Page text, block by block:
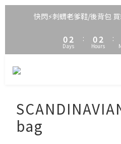
快閃⚡刺蝟老爹鞋/後背包
3
2
0
5
4
2
1
Days
:
3
2
0
5
4
2
1
Hours
:
bag